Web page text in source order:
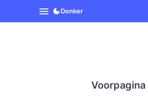
SpanjeVandaag
Donker
Voorpagina